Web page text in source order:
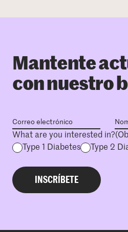
Mantente
con nuestro
What are you interested in?
Type 1 Diabetes
Type 2